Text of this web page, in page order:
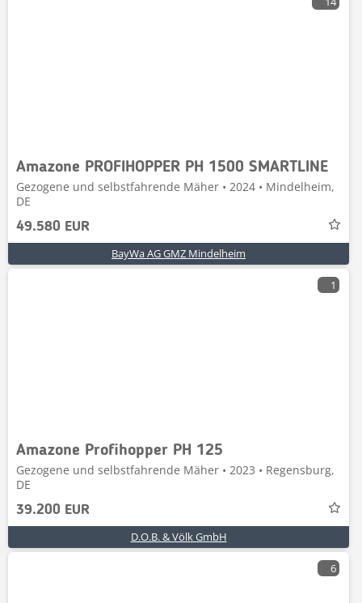
Amazone PROFIHOPPER PH 1500 SMARTLINE
Gezogene und selbstfahrende Mäher • 2024 • Mindelheim,
DE
49.580 EUR
BayWa AG GMZ Mindelheim
1
Amazone Profihopper PH 125
Gezogene und selbstfahrende Mäher • 2023 • Regensburg,
DE
39.200 EUR
D.O.B. & Völk GmbH
6